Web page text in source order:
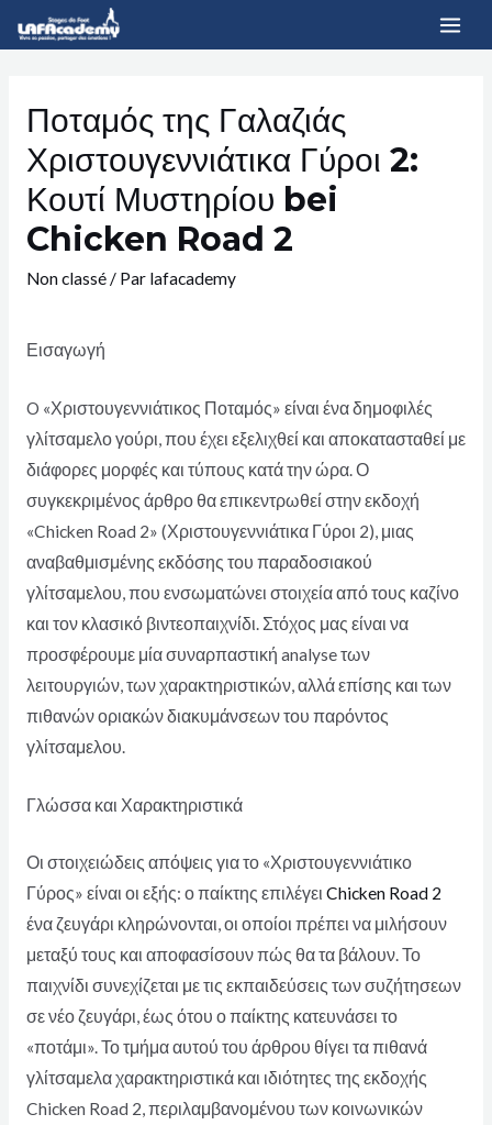
Ποταμός της Γαλαζιάς
Χριστουγεννιάτικα Γύροι 2:
Κουτί Μυστηρίου bei
Chicken Road 2
Non classé/ Par lafacademy
Εισαγωγή
O «Χριστουγεννιάτικος Ποταμός» είναι ένα δημοφιλές
γλίτσαμελο γούρι, που έχει εξελιχθεί και αποκατασταθεί με
διάφορες μορφές και τύπους κατά την ώρα. Ο
συγκεκριμένος άρθρο θα επικεντρωθεί στην εκδοχή
«Chicken Road 2» (Χριστουγεννιάτικα Γύροι 2), μιας
αναβαθμισμένης εκδόσης του παραδοσιακού
γλίτσαμελου, που ενσωματώνει στοιχεία από τους καζίνο
και τον κλασικό βιντεοπαιχνίδι. Στόχος μας είναι να
προσφέρουμε μία συναρπαστική analyse των
λειτουργιών, των χαρακτηριστικών, αλλά επίσης και των
πιθανών οριακών διακυμάνσεων του παρόντος
γλίτσαμελου.
Γλώσσα και Χαρακτηριστικά
Οι στοιχειώδεις απόψεις για το «Χριστουγεννιάτικο
Γύρος» είναι οι εξής: ο παίκτης επιλέγει Chicken Road 2
ένα ζευγάρι κληρώνονται, οι οποίοι πρέπει να μιλήσουν
μεταξύ τους και αποφασίσουν πώς θα τα βάλουν. Το
παιχνίδι συνεχίζεται με τις εκπαιδεύσεις των συζήτησεων
σε νέο ζευγάρι, έως ότου ο παίκτης κατευνάσει το
«ποτάμι». Το τμήμα αυτού του άρθρου θίγει τα πιθανά
γλίτσαμελα χαρακτηριστικά και ιδιότητες της εκδοχής
Chicken Road 2, περιλαμβανομένου των κοινωνικών